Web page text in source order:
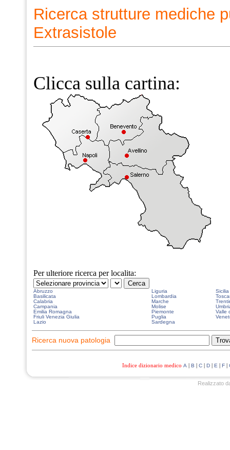
Ricerca strutture mediche
Extrasistole
Clicca sulla cartina:
Per ulteriore ricerca per localita:
Abruzzo Liguria
Sicilia
Basilicata
Lombardia
Calabria
Marche
Campania
Molise
Emilia Romagna
Piemonte
Valle
Friuli Venezia Giulia
Puglia
Lazio
Sardegna
Ricerca nuova patologia
Indice dizionario medico A | B | C | D | E | F |
Realizzato